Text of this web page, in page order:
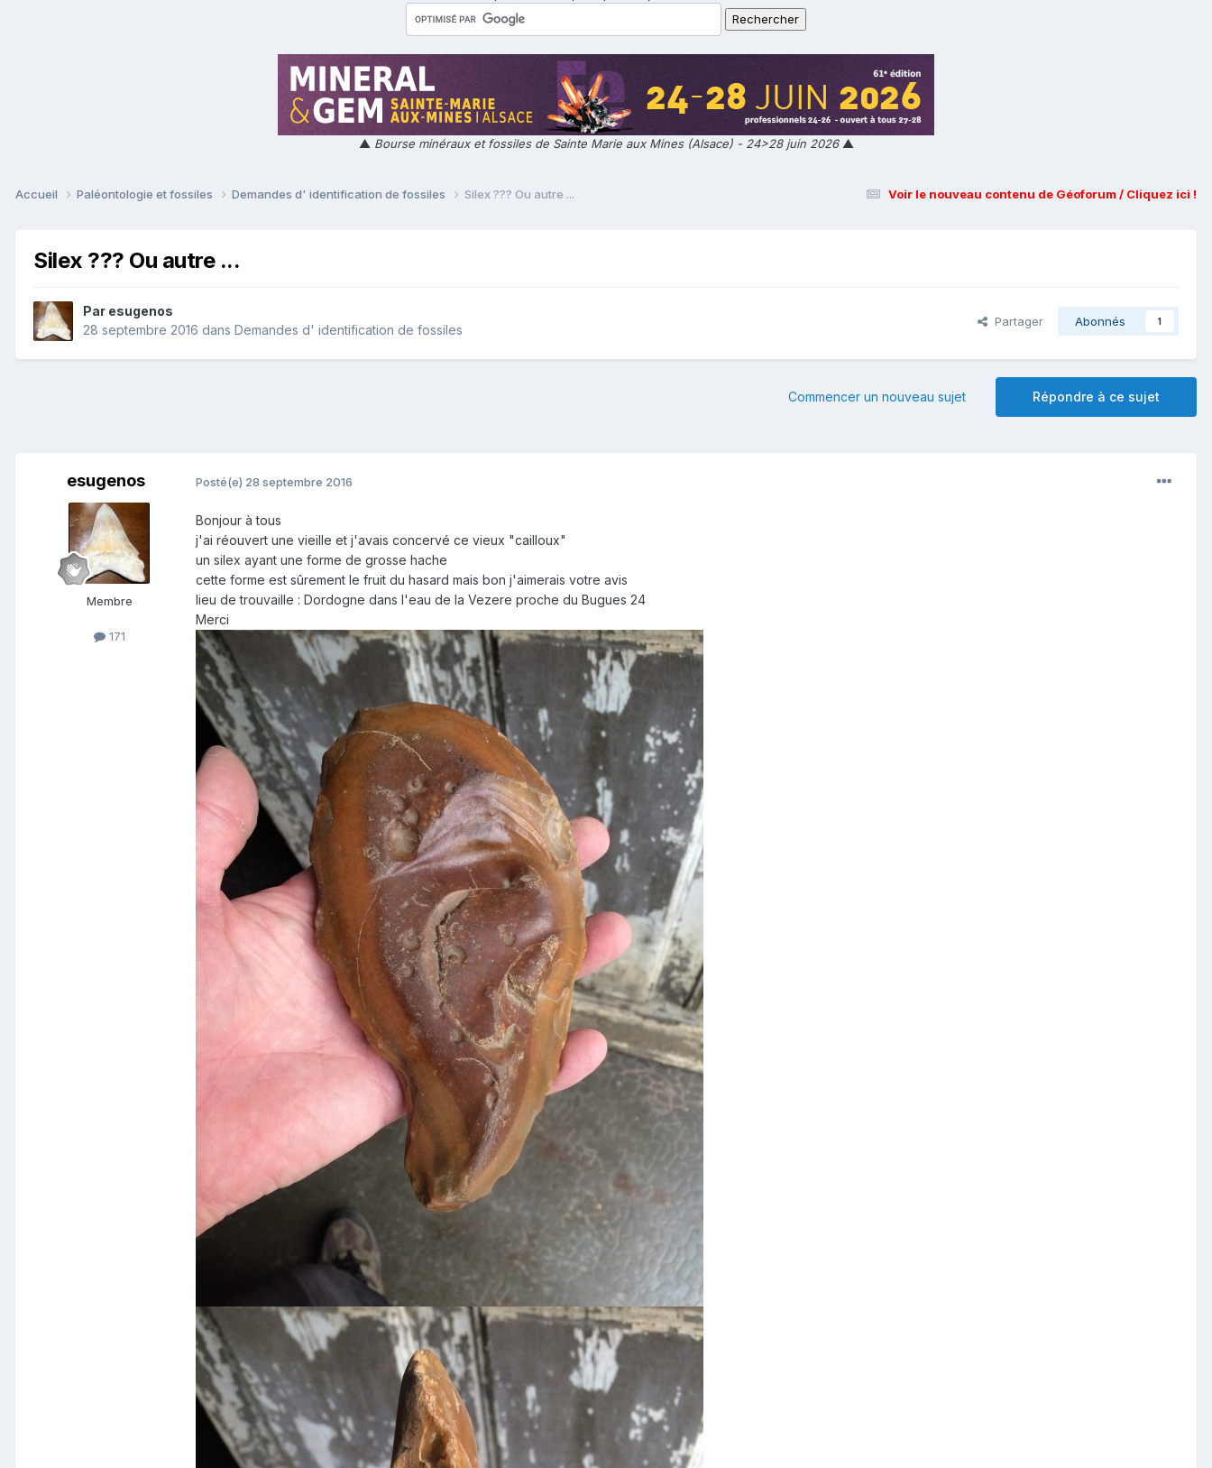
▲ Bourse minéraux et fossiles de Sainte Marie aux Mines (Alsace) - 24>28 juin 2026▲
Voir le nouveau contenu de Géoforum / Cliquez ici !
Accueil Paléontologie et fossiles Demandes d' identification de fossiles Silex ??? Ou autre ...
Silex ??? Ou autre ...
Par esugenos
28 septembre 2016 dans Demandes d' identification de fossiles
Partager Abonnés 1
Répondre à ce sujet
Commencer un nouveau sujet
esugenos
Membre
171
Posté(e) 28 septembre 2016
Bonjour à tous
j'ai réouvert une vieille et j'avais concervé ce vieux "cailloux"
un silex ayant une forme de grosse hache
cette forme est sûrement le fruit du hasard mais bon j'aimerais votre avis
lieu de trouvaille : Dordogne dans l'eau de la Vezere proche du Bugues 24
Merci